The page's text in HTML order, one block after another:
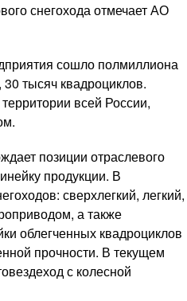
снегохода отмечает АО
сошло полмиллиона
тысяч квадроциклов.
всей России,
позиции отраслевого
продукции. В
сверхлегкий, легкий,
а также
облегченных квадроциклов
прочности. В текущем
с колесной